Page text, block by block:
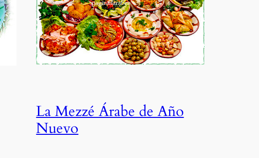
La Mezzé Árabe de Año
Nuevo